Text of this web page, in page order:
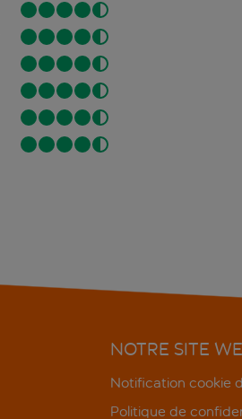
NOTRE SITE
Notification cookie
Politique de